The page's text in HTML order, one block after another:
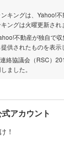
キングは、Yahoo!
ングは火曜更新され
不動産が独自で
供されたものを表示
絡協議会（RSC）
ました。
アカウント
！